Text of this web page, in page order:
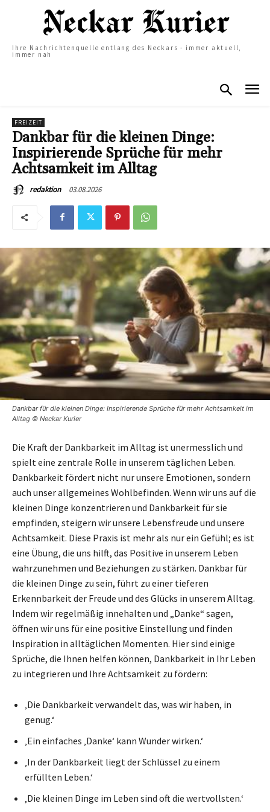
Ihre Nachrichtenquelle entlang des Neckars - immer aktuell,
immer nah
FREIZEIT
Dankbar für die kleinen Dinge:
Inspirierende Sprüche für mehr
Achtsamkeit im Alltag
redaktion 03.08.2026
Dankbar für die kleinen Dinge: Inspirierende Sprüche für mehr Achtsamkeit im
Alltag © Neckar Kurier
Die Kraft der Dankbarkeit im Alltag ist unermesslich und
spielt eine zentrale Rolle in unserem täglichen Leben.
Dankbarkeit fördert nicht nur unsere Emotionen, sondern
auch unser allgemeines Wohlbefinden. Wenn wir uns auf die
kleinen Dinge konzentrieren und Dankbarkeit für sie
empfinden, steigern wir unsere Lebensfreude und unsere
Achtsamkeit. Diese Praxis ist mehr als nur ein Gefühl; es ist
eine Übung, die uns hilft, das Positive in unserem Leben
wahrzunehmen und Beziehungen zu stärken. Dankbar für
die kleinen Dinge zu sein, führt zu einer tieferen
Erkennbarkeit der Freude und des Glücks in unserem Alltag.
Indem wir regelmäßig innehalten und „Danke“ sagen,
öffnen wir uns für eine positive Einstellung und finden
Inspiration in alltäglichen Momenten. Hier sind einige
Sprüche, die Ihnen helfen können, Dankbarkeit in Ihr Leben
zu integrieren und Ihre Achtsamkeit zu fördern:
‚Die Dankbarkeit verwandelt das, was wir haben, in
genug.‘
‚Ein einfaches ‚Danke‘ kann Wunder wirken.‘
‚In der Dankbarkeit liegt der Schlüssel zu einem
erfüllten Leben.‘
‚Die kleinen Dinge im Leben sind oft die wertvollsten.‘